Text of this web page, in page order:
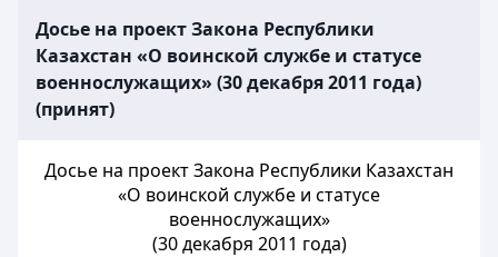
Досье на проект Закона Республики
Казахстан «О воинской службе и статусе
военнослужащих» (30 декабря 2011 года)
(принят)
Досье на проект Закона Республики Казахстан
«О воинской службе и статусе
военнослужащих»
(30 декабря 2011 года)